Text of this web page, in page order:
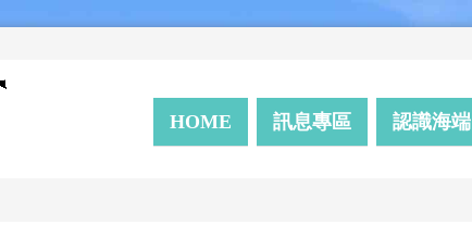
HOME 訊息專區 認識海端